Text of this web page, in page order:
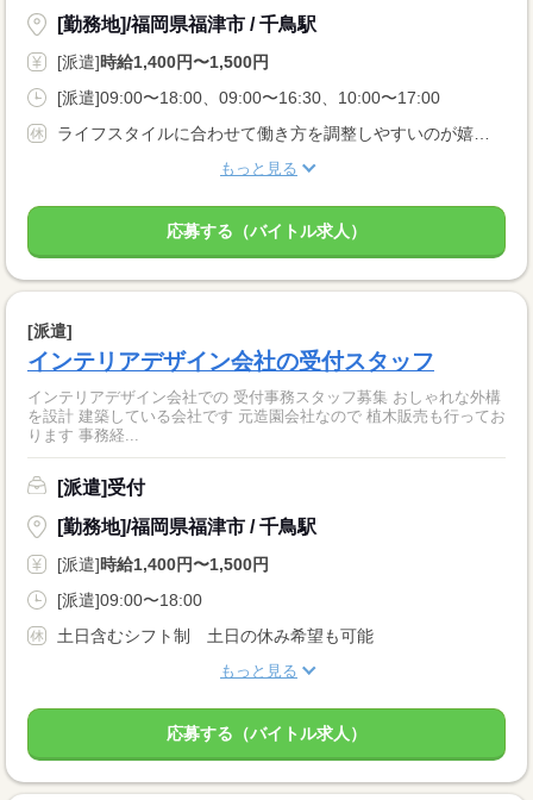
[勤務地]/福岡県福津市 / 千鳥駅
[派遣]時給1,400円〜1,500円
[派遣]09:00〜18:00、09:00〜16:30、10:00〜17:00
もっと見る
応募する（バイトル求人）
[派遣]
インテリアデザイン会社の受付スタッフ
インテリアデザイン会社での 受付事務スタッフ募集 おしゃれな外構
を設計 建築している会社です 元造園会社なので 植木販売も行ってお
ります 事務経...
[派遣]受付
[勤務地]/福岡県福津市 / 千鳥駅
[派遣]時給1,400円〜1,500円
[派遣]09:00〜18:00
土日含むシフト制 土日の休み希望も可能
もっと見る
応募する（バイトル求人）